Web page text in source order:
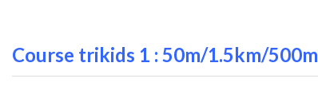
Course trikids 1 : 50m/1.5km/500m